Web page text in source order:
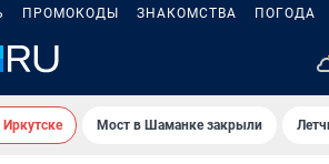
ПРОМОКОДЫ ЗНАКОМСТВА ПОГОДА
Мост в Шаманке закрыли